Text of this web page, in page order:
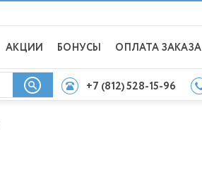
АКЦИИ БОНУСЫ ОПЛАТА ЗАКАЗА
+7 (812) 528-15-96